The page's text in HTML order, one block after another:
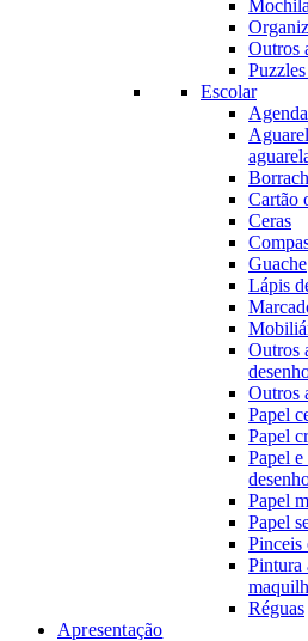
Outros
Escolar
Cartão
Ceras
Guache
Lápis
Outros
Outros
Papel
Papel
Papel
Papel
Papel
Pinceis
Pintura
Réguas
Apresentação